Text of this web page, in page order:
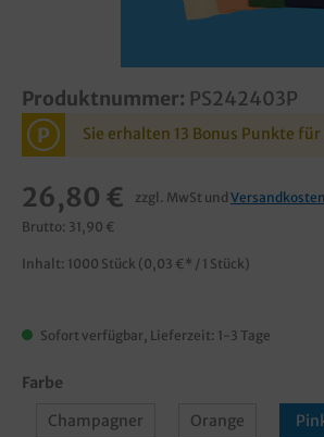
Produktnummer: PS242403P
P Sie erhalten 13 Bonus Punkte
26,80 € zzgl. MwSt und Versandkosten
Brutto: 31,90 €
Inhalt: 1000 Stück (0,03 €* / 1 Stück)
Sofort verfügbar, Lieferzeit: 1-3 Tage
Farbe
Champagner
Orange